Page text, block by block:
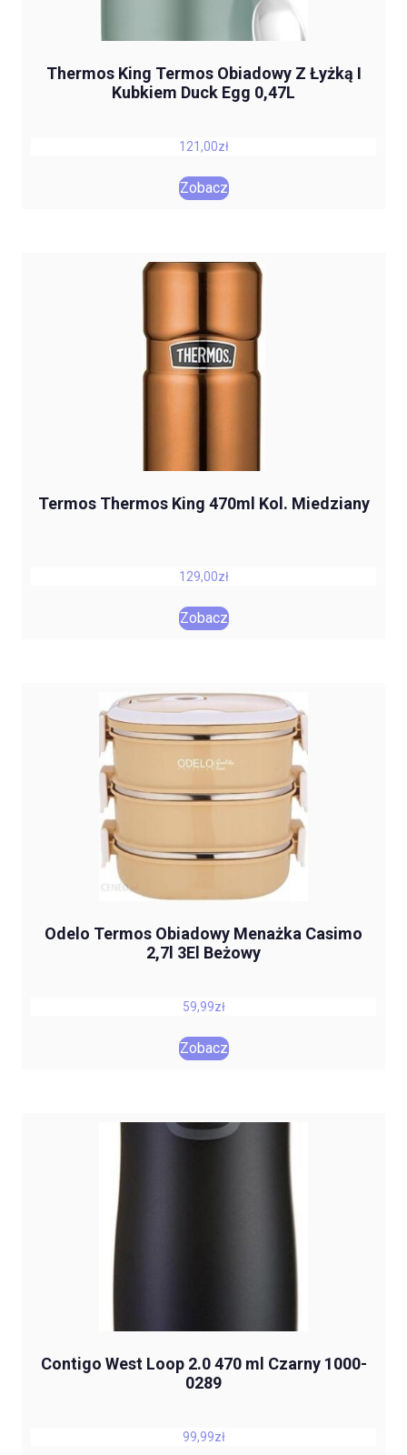
Thermos King Termos Obiadowy Z Łyżką I
Kubkiem Duck Egg 0,47L
121,00zł
Zobacz
Termos Thermos King 470ml Kol. Miedziany
129,00zł
Zobacz
Odelo Termos Obiadowy Menażka Casimo
2,7l 3El Beżowy
59,99zł
Zobacz
Contigo West Loop 2.0 470 ml Czarny 1000-
0289
99,99zł